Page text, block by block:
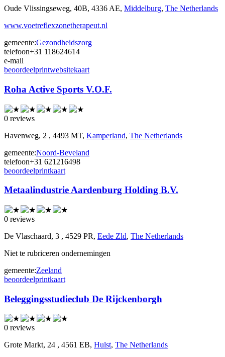
Oude Vlissingseweg, 40B, 4336 AE, Middelburg, The Netherlands
www.voetreflexzonetherapeut.nl
gemeente:Gezondheidszorg
telefoon+31 118624614
e-mail
beoordeelprintwebsitekaart
Roha Active Sports V.O.F.
0 reviews
Havenweg, 2 , 4493 MT, Kamperland, The Netherlands
gemeente:Noord-Beveland
telefoon+31 621216498
beoordeelprintkaart
Metaalindustrie Aardenburg Holding B.V.
0 reviews
De Vlaschaard, 3 , 4529 PR, Eede Zld, The Netherlands
Niet te rubriceren ondernemingen
gemeente:Zeeland
beoordeelprintkaart
Beleggingsstudieclub De Rijckenborgh
0 reviews
Grote Markt, 24 , 4561 EB, Hulst, The Netherlands